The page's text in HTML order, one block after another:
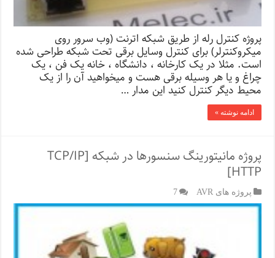
پروژه کنترل رله از طریق شبکه اترنت (وب سرور روی
میکروکنترلر) برای کنترل وسایل برقی تحت شبکه طراحی شده
است. مثلا در یک کارخانه ، دانشگاه ، خانه یک فن ، یک
چراغ و یا هر وسیله برقی هست و میخواهید آن را از یک
محیط دیگر کنترل کنید این مدار …
ادامه نوشته »
پروژه مانیتورینگ سنسورها در شبکه [TCP/IP
HTTP]
پروژه های AVR 7